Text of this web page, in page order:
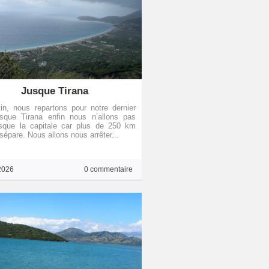
Jusque Tirana
nous repartons pour notre dernier
Tirana enfin nous n’allons pas
la capitale car plus de 250 km
Nous allons nous arrêter...
0 commentaire